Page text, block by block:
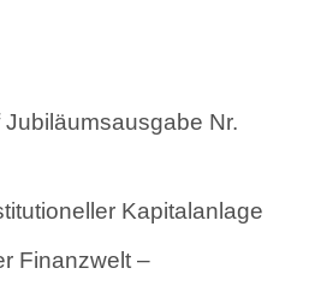
Nr.
Kapitalanlage
Finanzwelt –